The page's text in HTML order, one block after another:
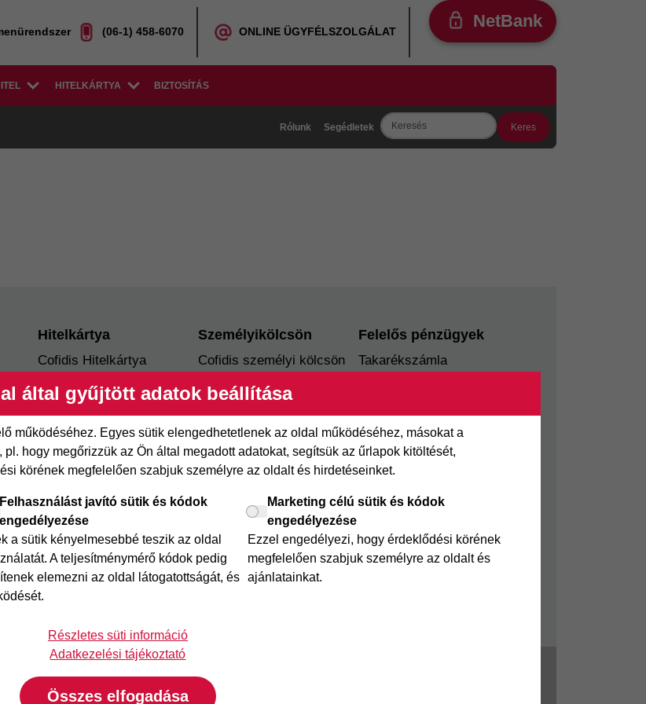
(06-1) 458-6070 ONLINE ÜGYFÉLSZOLGÁLAT
NetBank
HITELKÁRTYA BIZTOSÍTÁS
Rólunk Segédletek
Search
által gyűjtött adatok beállítása
működéséhez. Egyes sütik elengedhetetlenek az oldal működéséhez, másokat a
hogy megőrizzük az Ön által megadott adatokat, segítsük az űrlapok kitöltését,
körének megfelelően szabjuk személyre az oldalt és hirdetéseinket.
Felhasználást javító sütik és kódok
engedélyezése
a sütik kényelmesebbé teszik az oldal
A teljesítménymérő kódok pedig
elemezni az oldal látogatottságát, és
Marketing célú sütik és kódok
engedélyezése
Ezzel engedélyezi, hogy érdeklődési körének
megfelelően szabjuk személyre az oldalt és
ajánlatainkat.
Részletes süti információ
Adatkezelési tájékoztató
Összes elfogadása
Hitelkártya
Cofidis Hitelkártya
Joker részletfizetés
Mindig Kéznél kölcsön
Személyikölcsön
Cofidis személyi kölcsön
Cofidis Bank
adósságrendező kölcsön
Mindig Kéznél kölcsön
Felelős pénzügyek
Takarékszámla
Környezetért
Cofidis Bank a Zöldebb
Jövőért
Biztonságos pénzügyek
körút 55-57.
Cookie beállítások